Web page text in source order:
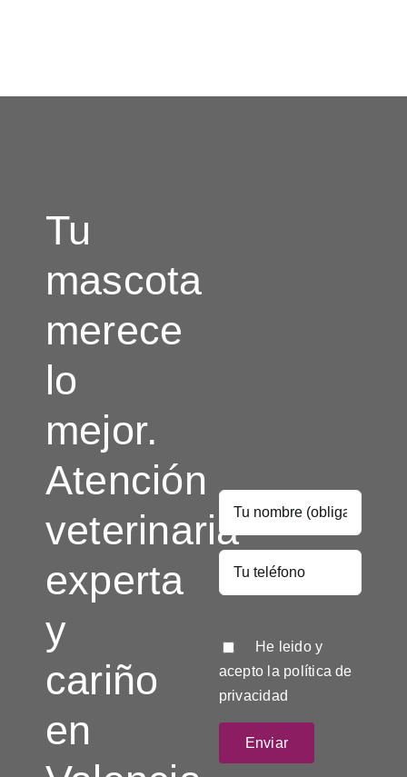
Tu
mascota
merece
lo
mejor.
Atención
veterinaria
experta
y
cariño
en
He leido y
acepto la política de
privacidad